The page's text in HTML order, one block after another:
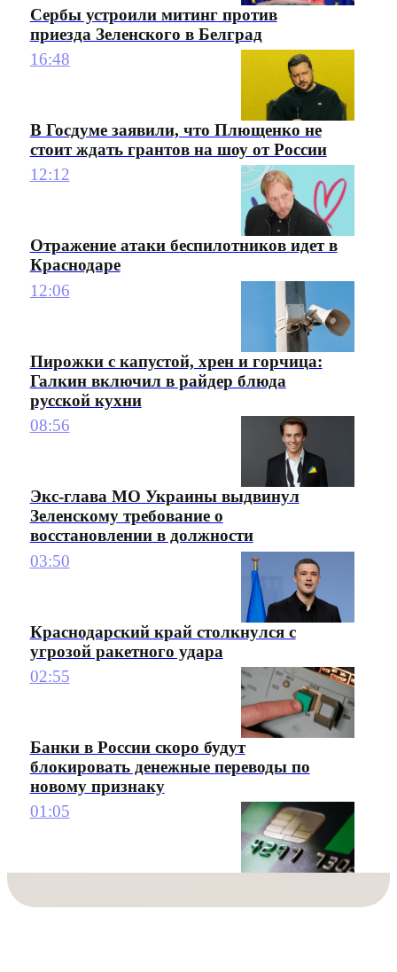
Сербы устроили митинг против
приезда Зеленского в Белград
16:48
В Госдуме заявили, что Плющенко не
стоит ждать грантов на шоу от России
12:12
Отражение атаки беспилотников идет в
Краснодаре
12:06
Пирожки с капустой, хрен и горчица:
Галкин включил в райдер блюда
русской кухни
08:56
Экс-глава МО Украины выдвинул
Зеленскому требование о
восстановлении в должности
03:50
Краснодарский край столкнулся с
угрозой ракетного удара
02:55
Банки в России скоро будут
блокировать денежные переводы по
новому признаку
01:05